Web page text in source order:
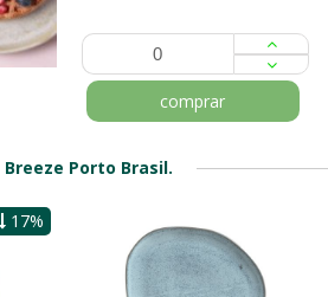
comprar
Breeze Porto Brasil.
17%